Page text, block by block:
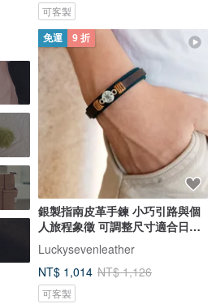
可客製
免運 9 折
銀製指南皮革手鍊 小巧引路與個
人旅程象徵 可調整尺寸適合日常
佩Luckysevenleather
NT$ 1,014 NT$ 1,126
可客製